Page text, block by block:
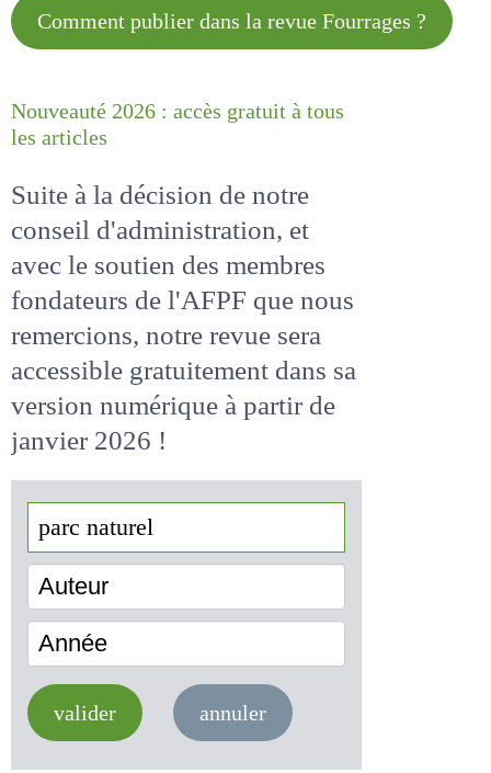
Comment publier dans la revue
Nouveauté 2026 : accès gratuit à
Suite à la décision de notre
conseil d'administration, et
avec le soutien des membres
fondateurs de l'AFPF que nous
remercions, notre revue sera
accessiblegratuitementdans
sa version numérique
de janvier 2026 !
Auteur
valider annuler